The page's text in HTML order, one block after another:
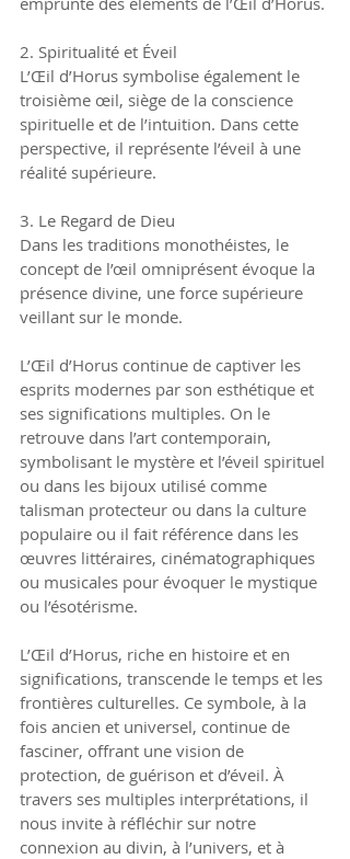
2. Spiritualité et Éveil
L’Œil d’Horus symbolise également le
troisième œil, siège de la conscience
spirituelle et de l’intuition. Dans cette
perspective, il représente l’éveil à une
réalité supérieure.
3. Le Regard de Dieu
Dans les traditions monothéistes, le
concept de l’œil omniprésent évoque la
présence divine, une force supérieure
veillant sur le monde.
L’Œil d’Horus continue de captiver les
esprits modernes par son esthétique et
ses significations multiples. On le
retrouve dans l’art contemporain,
symbolisant le mystère et l’éveil spirituel
ou dans les bijoux utilisé comme
talisman protecteur ou dans la culture
populaire ou il fait référence dans les
œuvres littéraires, cinématographiques
ou musicales pour évoquer le mystique
ou l’ésotérisme.
L’Œil d’Horus, riche en histoire et en
significations, transcende le temps et les
frontières culturelles. Ce symbole, à la
fois ancien et universel, continue de
fasciner, offrant une vision de
protection, de guérison et d’éveil. À
travers ses multiples interprétations, il
nous invite à réfléchir sur notre
connexion au divin, à l’univers, et à